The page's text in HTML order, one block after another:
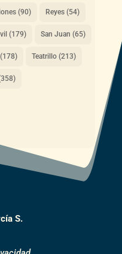
(90) Reyes(54)
(179) San Juan (65)
Teatrillo(213)
S.